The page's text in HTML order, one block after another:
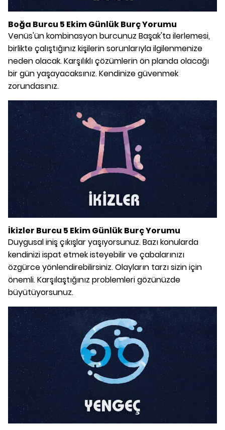
Boğa Burcu 5 Ekim Günlük Burç Yorumu
Venüs'ün kombinasyon burcunuz Başak'ta ilerlemesi,
birlikte çalıştığınız kişilerin sorunlarıyla ilgilenmenize
neden olacak. Karşılıklı çözümlerin ön planda olacağı
bir gün yaşayacaksınız. Kendinize güvenmek
zorundasınız.
İkizler Burcu 5 Ekim Günlük Burç Yorumu
Duygusal iniş çıkışlar yaşıyorsunuz. Bazı konularda
kendinizi ispat etmek isteyebilir ve çabalarınızı
özgürce yönlendirebilirsiniz. Olayların tarzı sizin için
önemli. Karşılaştığınız problemleri gözünüzde
büyütüyorsunuz.